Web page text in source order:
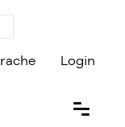
Login